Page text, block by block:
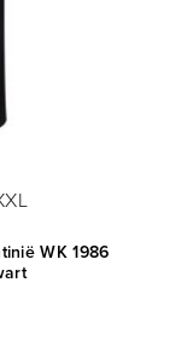
WK 1986